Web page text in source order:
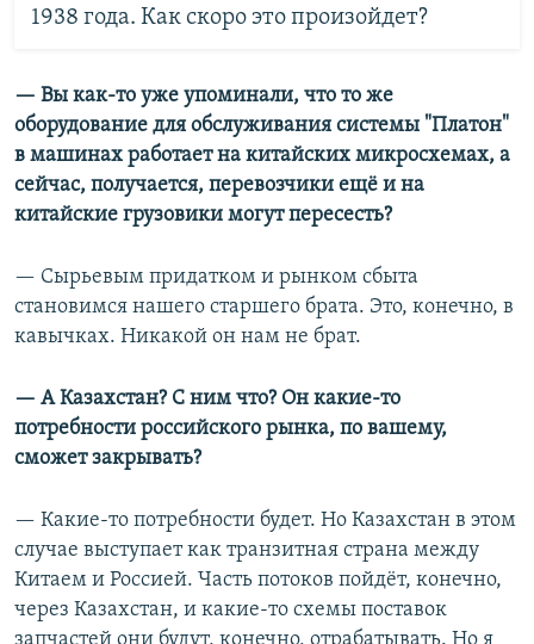
1938 года. Как скоро это произойдет?
— Вы как-то уже упоминали, что то же
оборудование для обслуживания системы "Платон"
в машинах работает на китайских микросхемах, а
сейчас, получается, перевозчики ещё и на
китайские грузовики могут пересесть?
— Сырьевым придатком и рынком сбыта
становимся нашего старшего брата. Это, конечно, в
кавычках. Никакой он нам не брат.
— А Казахстан? С ним что? Он какие-то
потребности российского рынка, по вашему,
сможет закрывать?
— Какие-то потребности будет. Но Казахстан в этом
случае выступает как транзитная страна между
Китаем и Россией. Часть потоков пойдёт, конечно,
через Казахстан, и какие-то схемы поставок